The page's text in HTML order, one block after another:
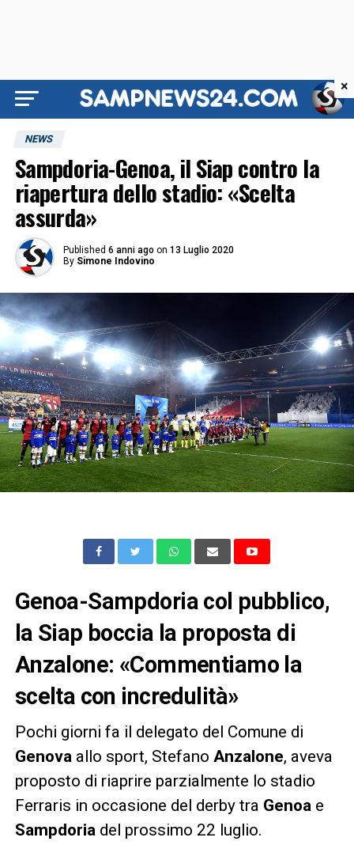
NEWS
Sampdoria-Genoa, il Siap contro la
riapertura dello stadio: «Scelta
assurda»
Published 6 anni ago on 13 Luglio 2020
By Simone Indovino
Genoa-Sampdoria col pubblico,
la Siap boccia la proposta di
Anzalone: «Commentiamo la
scelta con incredulità»
Pochi giorni fa il delegato del Comune di
Genovaallo sport, Stefano Anzalone, aveva
proposto di riaprire parzialmente lo stadio
Ferraris in occasione del derby tra Genoae
Sampdoriadel prossimo 22 luglio.
×